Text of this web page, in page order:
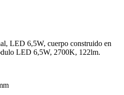
LED 6,5W, cuerpo construido en
LED 6,5W, 2700K, 122lm.